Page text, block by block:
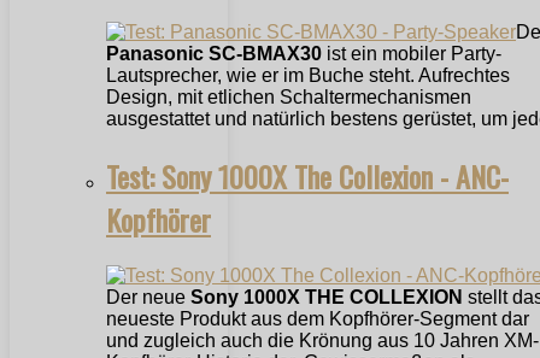
Panasonic SC-BMAX30 ist ein mobiler Party-
Lautsprecher, wie er im Buche steht. Aufrechtes
Design, mit etlichen Schaltermechanismen
ausgestattet und natürlich bestens gerüstet, um
Test: Sony 1000X The Collexion - ANC-
Kopfhörer
Der neue Sony 1000X THE COLLEXION stellt
neueste Produkt aus dem Kopfhörer-Segment dar
und zugleich auch die Krönung aus 10 Jahren XM-